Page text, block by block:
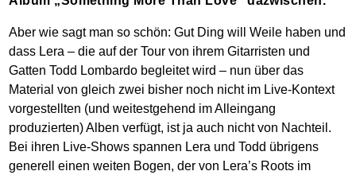
Aber wie sagt man so schön: Gut Ding will Weile haben und
dass Lera – die auf der Tour von ihrem Gitarristen und
Gatten Todd Lombardo begleitet wird – nun über das
Material von gleich zwei bisher noch nicht im Live-Kontext
vorgestellten (und weitestgehend im Alleingang
produzierten) Alben verfügt, ist ja auch nicht von Nachteil.
Bei ihren Live-Shows spannen Lera und Todd übrigens
generell einen weiten Bogen, der von Lera’s Roots im